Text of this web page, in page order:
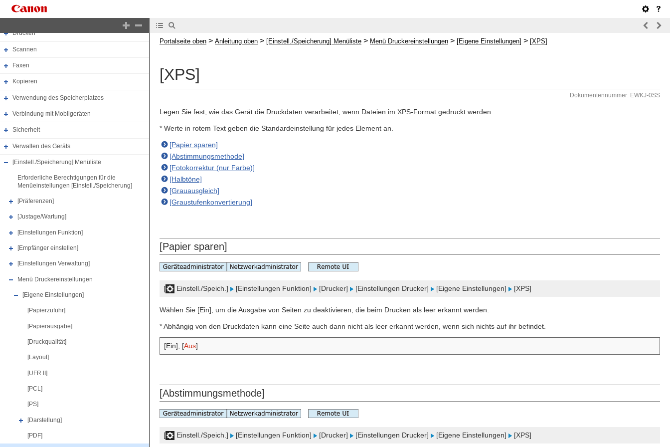
Grundfunktionen
Drucken
Scannen
Faxen
Kopieren
Verwendung des Speicherplatzes
Verbindung mit Mobilgeräten
Sicherheit
Verwalten des Geräts
[Einstell./Speicherung] Menüliste
Erforderliche Berechtigungen für die
Menüeinstellungen [Einstell./Speicherung]
[Präferenzen]
[Justage/Wartung]
[Einstellungen Funktion]
[Empfänger einstellen]
[Einstellungen Verwaltung]
Menü Druckereinstellungen
[Eigene Einstellungen]
[Papierzufuhr]
[Papierausgabe]
[Druckqualität]
[Layout]
[UFR II]
[PCL]
[PS]
[Darstellung]
[PDF]
Portalseite oben > Anleitung oben > [Einstell./Speicherung] Menüliste > Menü Druckereinstellungen > [Eigene Einstellungen] > [XPS]
[XPS]
Dokumentennummer: EWKJ-0SS
Legen Sie fest, wie das Gerät die Druckdaten verarbeitet, wenn Dateien im XPS-Format gedruckt werden.
* Werte in rotem Text geben die Standardeinstellung für jedes Element an.
[Papier sparen]
[Abstimmungsmethode]
[Fotokorrektur (nur Farbe)]
[Halbtöne]
[Grauausgleich]
[Graustufenkonvertierung]
[Papier sparen]
[ Einstell./Speich.] [Einstellungen Funktion] [Drucker] [Einstellungen Drucker] [Eigene Einstellungen] [XPS]
Wählen Sie [Ein], um die Ausgabe von Seiten zu deaktivieren, die beim Drucken als leer erkannt werden.
* Abhängig von den Druckdaten kann eine Seite auch dann nicht als leer erkannt werden, wenn sich nichts auf ihr befindet.
[Ein], [Aus]
[Abstimmungsmethode]
[ Einstell./Speich.] [Einstellungen Funktion] [Drucker] [Einstellungen Drucker] [Eigene Einstellungen] [XPS]